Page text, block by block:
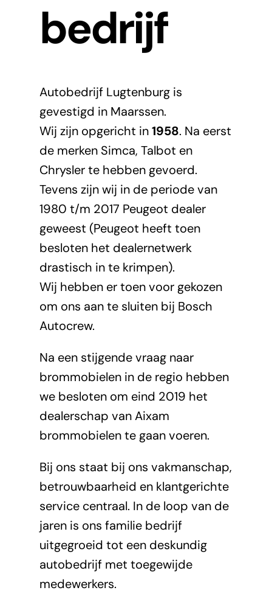
Nieuws
bedrijf
Autobedrijf Lugtenburg is
gevestigd in Maarssen.
Wij zijn opgericht in1958. Na eerst
de merken Simca, Talbot en
Chrysler te hebben gevoerd.
Tevens zijn wij in de periode van
1980 t/m 2017 Peugeot dealer
geweest (Peugeot heeft toen
besloten het dealernetwerk
drastisch in te krimpen).
Wij hebben er toen voor gekozen
om ons aan te sluiten bij Bosch
Autocrew.
Na een stijgende vraag naar
brommobielen in de regio hebben
we besloten om eind 2019 het
dealerschap van Aixam
brommobielen te gaan voeren.
Bij ons staat bij ons vakmanschap,
betrouwbaarheid en klantgerichte
service centraal. In de loop van de
jaren is ons familie bedrijf
uitgegroeid tot een deskundig
autobedrijf met toegewijde
medewerkers.